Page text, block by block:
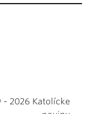
2026 Katolícke